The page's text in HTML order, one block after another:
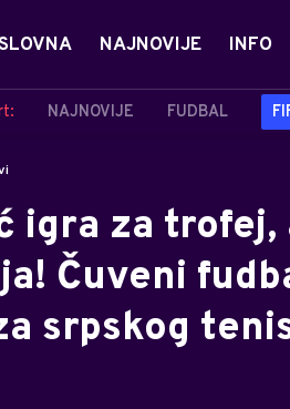
NAJNOVIJE INFO
NAJNOVIJE FUDBAL
igra za trofej,
Čuveni
srpskog